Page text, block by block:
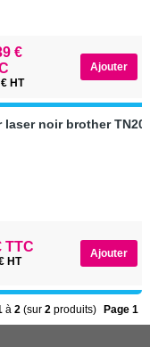
€
HT
laser noir brother
TTC
HT
à2 (sur2 produits) Page 1